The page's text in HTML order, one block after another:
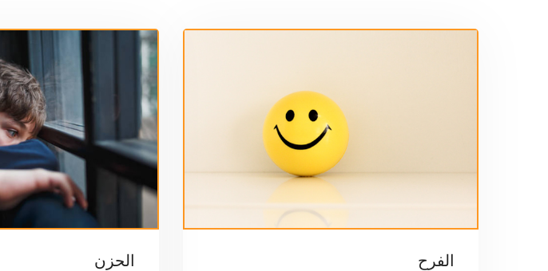
الفرح الحزن